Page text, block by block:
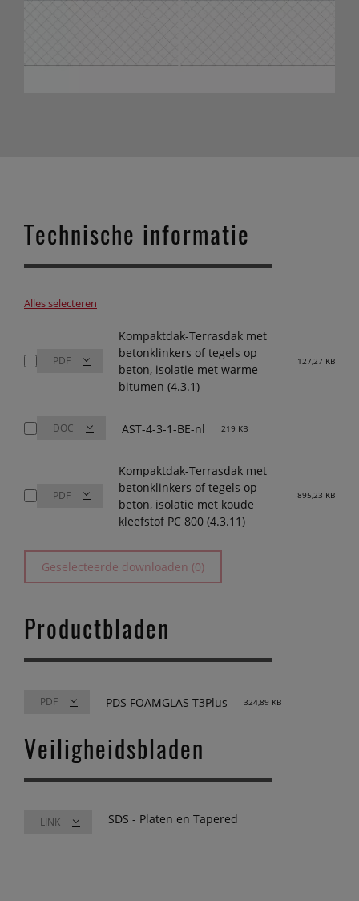
Technische informatie
Alles selecteren
Kompaktdak-Terrasdak met
betonklinkers of tegels op
beton, isolatie met warme
bitumen (4.3.1)
127,27 KB
AST-4-3-1-BE-nl 219 KB
Kompaktdak-Terrasdak met
betonklinkers of tegels op
beton, isolatie met koude
kleefstof PC 800 (4.3.11)
895,23 KB
Geselecteerde downloaden (0)
Productbladen
PDS FOAMGLAS T3Plus 324,89 KB
Veiligheidsbladen
LINK SDS - Platen en Tapered